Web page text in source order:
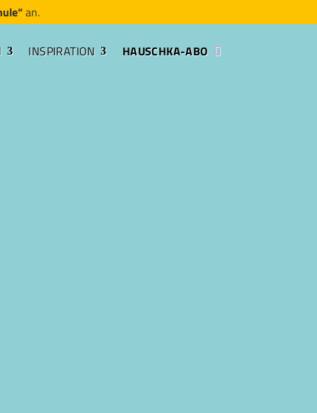
an.
INSPIRATION HAUSCHKA-ABO